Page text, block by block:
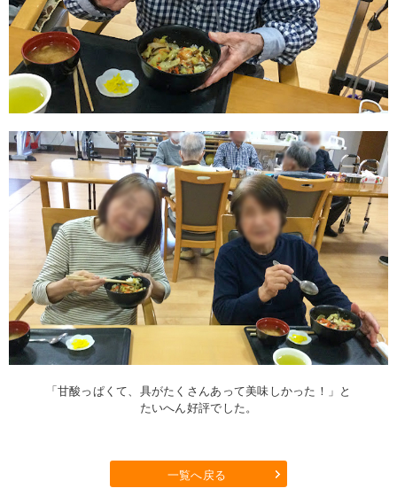
「甘酸っぱくて、具がたくさんあって美味しかった！」と
たいへん好評でした。
一覧へ戻る